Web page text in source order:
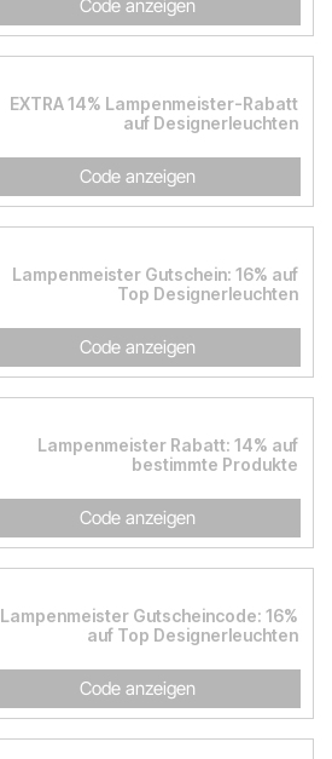
Code anzeigen
EXTRA 14% Lampenmeister-Rabatt
auf Designerleuchten
Code anzeigen
Lampenmeister Gutschein: 16% auf
Top Designerleuchten
Code anzeigen
Lampenmeister Rabatt: 14% auf
bestimmte Produkte
Code anzeigen
Lampenmeister Gutscheincode: 16%
auf Top Designerleuchten
Code anzeigen